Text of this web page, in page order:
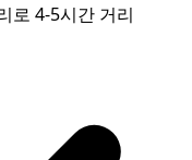
로 4-5시간 거리